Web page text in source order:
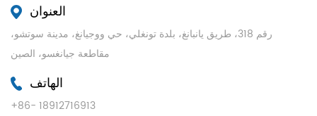
العنوان
رقم 318، طريق يانبانغ، بلدة تونغلي، حي ووجيانغ، مدينة سوتشو،
مقاطعة جيانغسو، الصين
الهاتف
+86- 18912716913